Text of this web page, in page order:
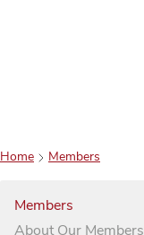
Home Members
Members
About Our Members